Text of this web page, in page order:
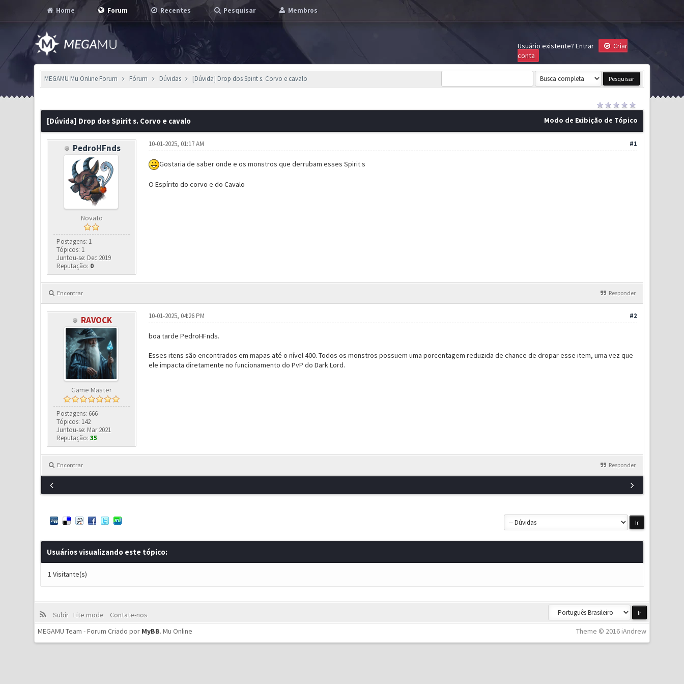
Home Forum Recentes Pesquisar Membros
Usuário existente? Entrar
Criar
conta
MEGAMU Mu Online Forum Fórum Dúvidas [Dúvida] Drop dos Spirit s. Corvo e cavalo
Modo de Exibição de Tópico
[Dúvida] Drop dos Spirit s. Corvo e cavalo
PedroHFnds
Novato
Postagens: 1
Tópicos: 1
Juntou-se: Dec 2019
Reputação: 0
#1
10-01-2025, 01:17 AM
Gostaria de saber onde e os monstros que derrubam esses Spirit s
O Espírito do corvo e do Cavalo
Encontrar Responder
RAVOCK
Game Master
Postagens: 666
Tópicos: 142
Juntou-se: Mar 2021
Reputação:35
#2
10-01-2025, 04:26 PM
boa tarde PedroHFnds.
Esses itens são encontrados em mapas até o nível 400. Todos os monstros possuem uma porcentagem reduzida de chance de dropar esse item, uma vez que
ele impacta diretamente no funcionamento do PvP do Dark Lord.
Encontrar Responder
Usuários visualizando este tópico:
1 Visitante(s)
Subir Lite mode
Contate-nos
Theme © 2016 iAndrew
MEGAMU Team - Forum Criado por MyBB.Mu Online